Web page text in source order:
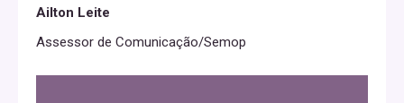
Ailton Leite
Assessor de Comunicação/Semop